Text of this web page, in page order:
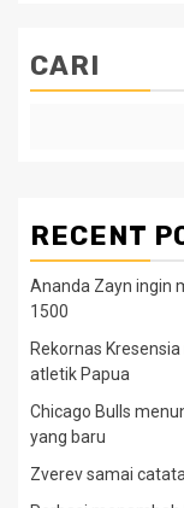
CARI
RECENT
Ananda Zayn ingin
1500
Rekornas
atletik Papua
Chicago Bulls
yang baru
Zverev samai